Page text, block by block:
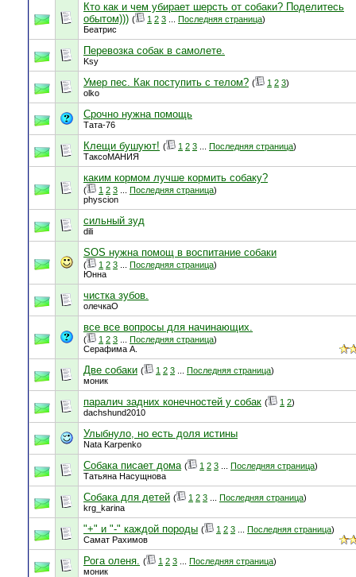
Кто как и чем убирает шерсть от собаки? Поделитесь
обытом))) ( 1 2 3 Последняя страница)
Беатрис
Перевозка собак в самолете.
Ksy
Умер пес. Как поступить с телом? ( 1 2 3)
olko
Срочно нужна помощь
Тата-76
Клещи бушуют! ( 1 2 3 Последняя страница)
ТаксоМАНИЯ
каким кормом лучше кормить собаку?
( 1 2 3 Последняя страница)
physcion
сильный зуд
dili
SOS нужна помощ в воспитание собаки
( 1 2 3 Последняя страница)
Юнна
чистка зубов.
олечкаО
все все вопросы для начинающих.
( 1 2 3 Последняя страница)
Серафима А.
Две собаки ( 1 2 3 Последняя страница)
моник
паралич задних конечностей у собак ( 1 2)
dachshund2010
Улыбнуло, но есть доля истины
Nata Karpenko
Собака писает дома ( 1 2 3 Последняя страница)
Татьяна Насущнова
Собака для детей ( 1 2 3 Последняя страница)
krg_karina
"+" и "-" каждой породы ( 1 2 3 Последняя страница)
Самат Рахимов
Рога оленя. ( 1 2 3 Последняя страница)
моник